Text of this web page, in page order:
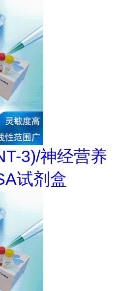
3)/神经营养
试剂盒